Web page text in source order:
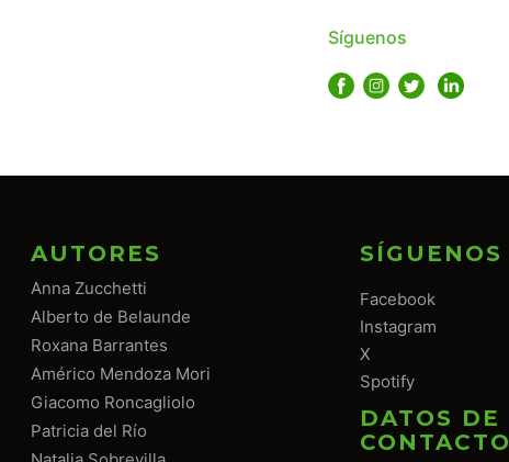
Síguenos
AUTORES
Anna Zucchetti
Alberto de Belaunde
Roxana Barrantes
Américo Mendoza Mori
Giacomo Roncagliolo
Patricia del Río
SÍGUENOS
Facebook
Instagram
X
Spotify
DATOS DE
CONTACTO